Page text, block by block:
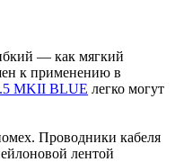
— как мягкий
к применению в
MKII BLUE легко могут
Проводники кабеля
лентой